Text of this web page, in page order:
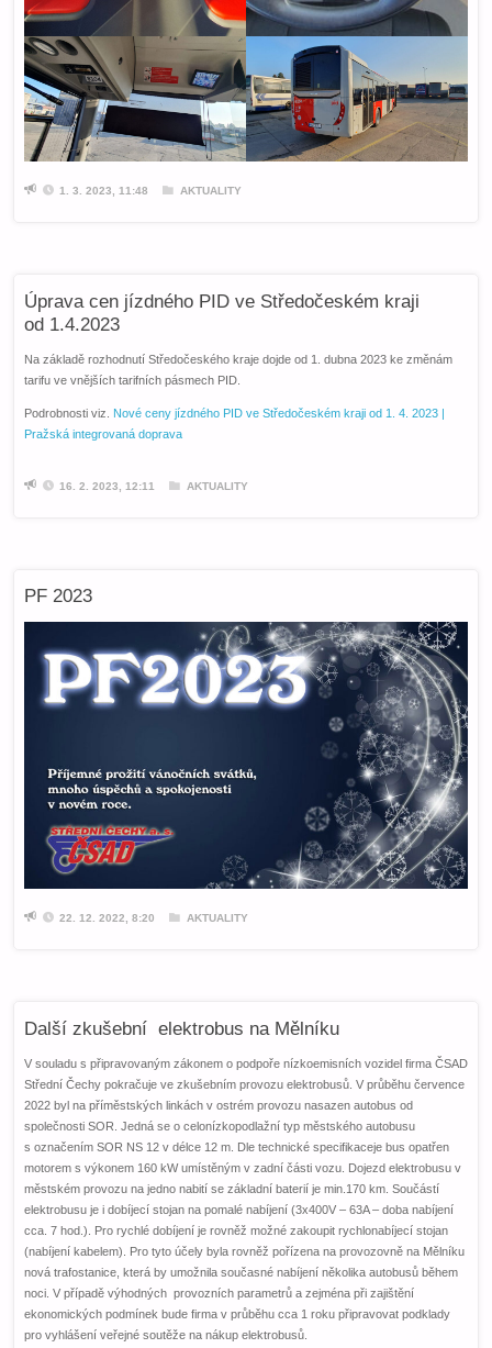
1. 3. 2023, 11:48 AKTUALITY
Úprava cen jízdného PID ve Středočeském kraji
od 1.4.2023
Na základě rozhodnutí Středočeského kraje dojde od 1. dubna 2023 ke změnám
tarifu ve vnějších tarifních pásmech PID.
Podrobnosti viz.
Nové ceny jízdného PID ve Středočeském kraji od 1. 4. 2023 |
Pražská integrovaná doprava
16. 2. 2023, 12:11 AKTUALITY
PF 2023
22. 12. 2022, 8:20 AKTUALITY
Další zkušební elektrobus na Mělníku
V souladu s připravovaným zákonem o podpoře nízkoemisních vozidel firma ČSAD
Střední Čechy pokračuje ve zkušebním provozu elektrobusů. V průběhu července
2022 byl na příměstských linkách v ostrém provozu nasazen autobus od
společnosti SOR. Jedná se o celonízkopodlažní typ městského autobusu
s označením SOR NS 12 v délce 12 m. Dle technické specifikaceje bus opatřen
motorem s výkonem 160 kW umístěným v zadní části vozu. Dojezd elektrobusu v
městském provozu na jedno nabití se základní baterií je min.170 km. Součástí
elektrobusu je i dobíjecí stojan na pomalé nabíjení (3x400V – 63A – doba nabíjení
cca. 7 hod.). Pro rychlé dobíjení je rovněž možné zakoupit rychlonabíjecí stojan
(nabíjení kabelem). Pro tyto účely byla rovněž pořízena na provozovně na Mělníku
nová trafostanice, která by umožnila současné nabíjení několika autobusů během
noci. V případě výhodných provozních parametrů a zejména při zajištění
ekonomických podmínek bude firma v průběhu cca 1 roku připravovat podklady
pro vyhlášení veřejné soutěže na nákup elektrobusů.